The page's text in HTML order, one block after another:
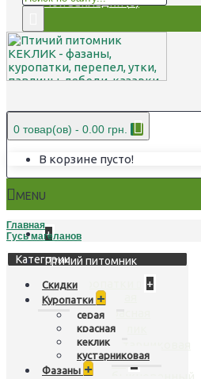
0 товар(ов) - 0.00 грн.
В корзине пусто!
MENU
+
Птичий питомник
Куропатки
+
серая
кеклик
кустарниковая
Фазаны
+
Главная
Гусь магеланов
Категории
Скидки
Куропатки +
серая
красная
кеклик
кустарниковая
Фазаны +